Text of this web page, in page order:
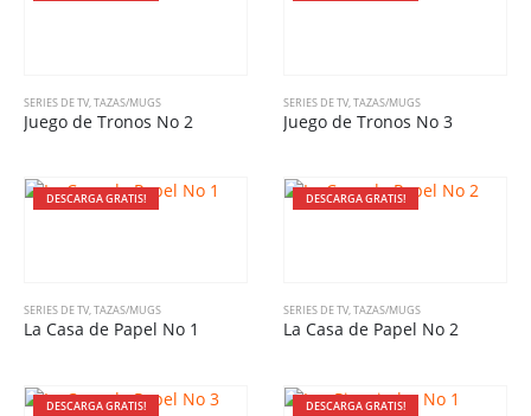
SERIES DE TV TAZAS/MUGS
Juego de Tronos No 2
SERIES DE TV TAZAS/MUGS
Juego de Tronos No 3
DESCARGA GRATIS!
SERIES DE TV,TAZAS/MUGS
La Casa de Papel No 1
DESCARGA GRATIS!
SERIES DE TV,TAZAS/MUGS
La Casa de Papel No 2
DESCARGA GRATIS! DESCARGA GRATIS!